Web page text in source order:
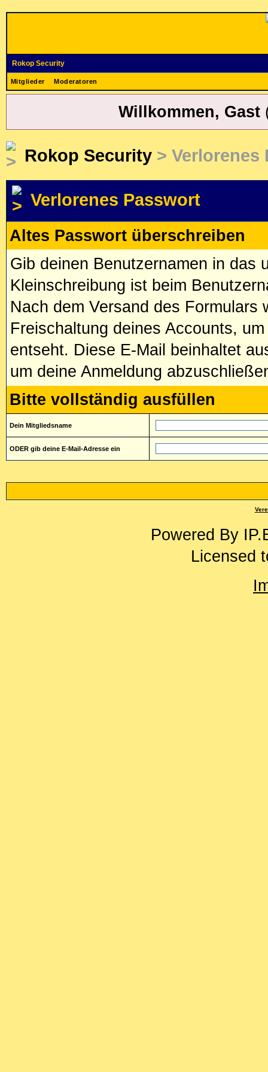
Rokop Security
Mitglieder Moderatoren
Willkommen, Gast
Rokop Security> Verlorenes
Verlorenes Passwort
Altes Passwort überschreiben
Gib deinen Benutzernamen in das
Kleinschreibung ist beim
Nach dem Versand des Formulars
Freischaltung deines Accounts,
entseht. Diese E-Mail beinhaltet
um deine Anmeldung
Bitte vollständig ausfüllen
Dein Mitgliedsname
ODER gib deine E-Mail-Adresse ein
Powered By
Licensed